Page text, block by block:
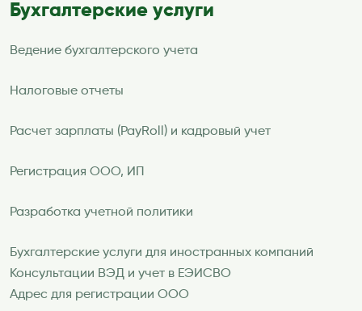
Бухгалтерские услуги
Ведение бухгалтерского учета
Налоговые отчеты
Расчет зарплаты (PayRoll) и кадровый учет
Регистрация ООО, ИП
Разработка учетной политики
Бухгалтерские услуги для иностранных компаний
Консультации ВЭД и учет в ЕЭИСВО
Адрес для регистрации ООО